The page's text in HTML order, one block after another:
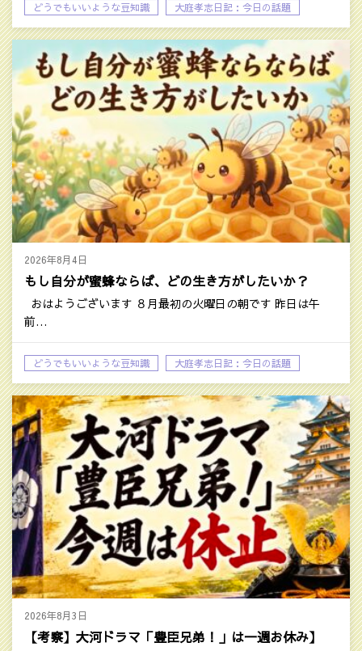
どうでもいいような豆知識 大庭孝志日記：今日の話題
2026年8月4日
もし自分が蜜蜂ならば、どの生き方がしたいか？
おはようございます ８月最初の火曜日の朝です 昨日は午
前…
どうでもいいような豆知識 大庭孝志日記：今日の話題
2026年8月3日
【考察】大河ドラマ「豊臣兄弟！」は一週お休み】